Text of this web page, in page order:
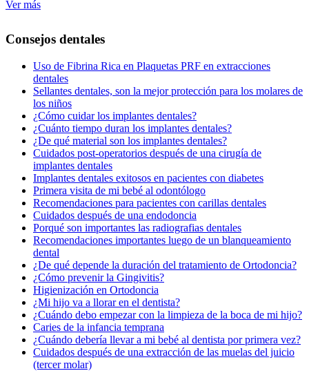
Ver más
Consejos dentales
Uso de Fibrina Rica en Plaquetas PRF en extracciones
dentales
Sellantes dentales, son la mejor protección para los molares de
los niños
¿Cómo cuidar los implantes dentales?
¿Cuánto tiempo duran los implantes dentales?
¿De qué material son los implantes dentales?
Cuidados post-operatorios después de una cirugía de
implantes dentales
Implantes dentales exitosos en pacientes con diabetes
Primera visita de mi bebé al odontólogo
Recomendaciones para pacientes con carillas dentales
Cuidados después de una endodoncia
Porqué son importantes las radiografias dentales
Recomendaciones importantes luego de un blanqueamiento
dental
¿De qué depende la duración del tratamiento de Ortodoncia?
¿Cómo prevenir la Gingivitis?
Higienización en Ortodoncia
¿Mi hijo va a llorar en el dentista?
¿Cuándo debo empezar con la limpieza de la boca de mi hijo?
Caries de la infancia temprana
¿Cuándo debería llevar a mi bebé al dentista por primera vez?
Cuidados después de una extracción de las muelas del juicio
(tercer molar)